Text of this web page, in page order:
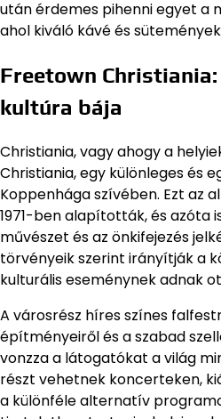
után érdemes pihenni egyet a
ahol kiváló kávé és
Freetown
kultúra bája
Christiania, vagy ahogy a
Christiania, egy különleges és
Koppenhága szívében. Ezt az
1971-ben alapították, és azóta
művészet és az önkifejezés
törvényeik szerint irányítják a
kulturális eseménynek adnak
A városrész híres színes
építményeiről és a szabad
vonzza a látogatókat a világ
részt vehetnek koncerteken,
a különféle alternatív